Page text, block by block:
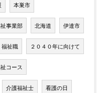
本巣市
事業部 北海道 伊達市
福祉職 ２０４０年に向けて
コース
介護福祉士 看護の日